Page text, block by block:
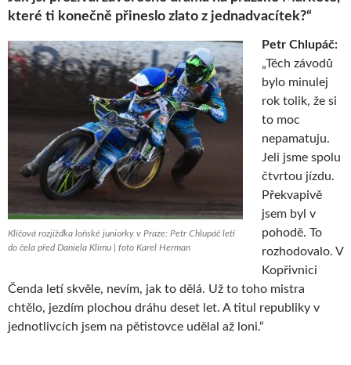
které ti konečně přineslo zlato z jednadvacítek?“
Klíčová rozjížďka loňské juniorky v Praze: Petr Chlupáč letí
do čela před Daniela Klímu | foto Karel Herman
Petr Chlupáč:
„Těch závodů
bylo minulej
rok tolik, že si
to moc
nepamatuju.
Jeli jsme spolu
čtvrtou jízdu.
Překvapivě
jsem byl v
pohodě. To
rozhodovalo. V
Kopřivnici
Čenda letí skvěle, nevím, jak to dělá. Už to toho mistra
chtělo, jezdím plochou dráhu deset let. A titul republiky v
jednotlivcích jsem na pětistovce udělal až loni.“